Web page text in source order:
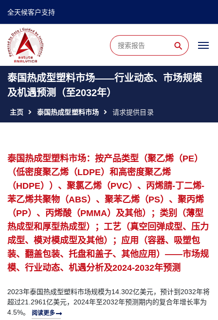
全天候客户支持
⚲
泰国热成型塑料市场——行业动态、市场规模
及机遇预测（至2032年）
主页 泰国热成型塑料市场 请求提供目录
泰国热成型塑料市场：按产品类型（聚乙烯（PE）
（低密度聚乙烯（LDPE）和高密度聚乙烯
（HDPE））、聚氯乙烯（PVC）、丙烯腈-丁二烯-
苯乙烯共聚物（ABS）、聚苯乙烯（PS）、聚丙烯
（PP）、丙烯酸（PMMA）及其他）；类别（薄型
热成型和厚型热成型）；工艺（真空回弹成型、压力
成型、模对模成型及其他）；应用（容器、吸塑包
装、翻盖包装、托盘和盖子、其他应用）——市场规
模、行业动态、机遇分析及2024-2032年预测
2023年泰国热成型塑料市场规模为14.302亿美元，预计到2032年将
超过21.2961亿美元，2024年至2032年预测期内的复合年增长率为
4.5%。
阅读更多